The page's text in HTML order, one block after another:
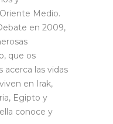
Medio.
en 2009,
que os
acerca las vidas
en Irak,
Egipto y
conoce y